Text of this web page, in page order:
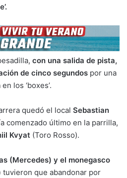
con una salida de pista,
de cinco segundos por una
los ‘boxes’.
quedó el local Sebastian
comenzado último en la parrilla,
Kvyat (Toro Rosso).
(Mercedes) y el monegasco
tuvieron que abandonar por